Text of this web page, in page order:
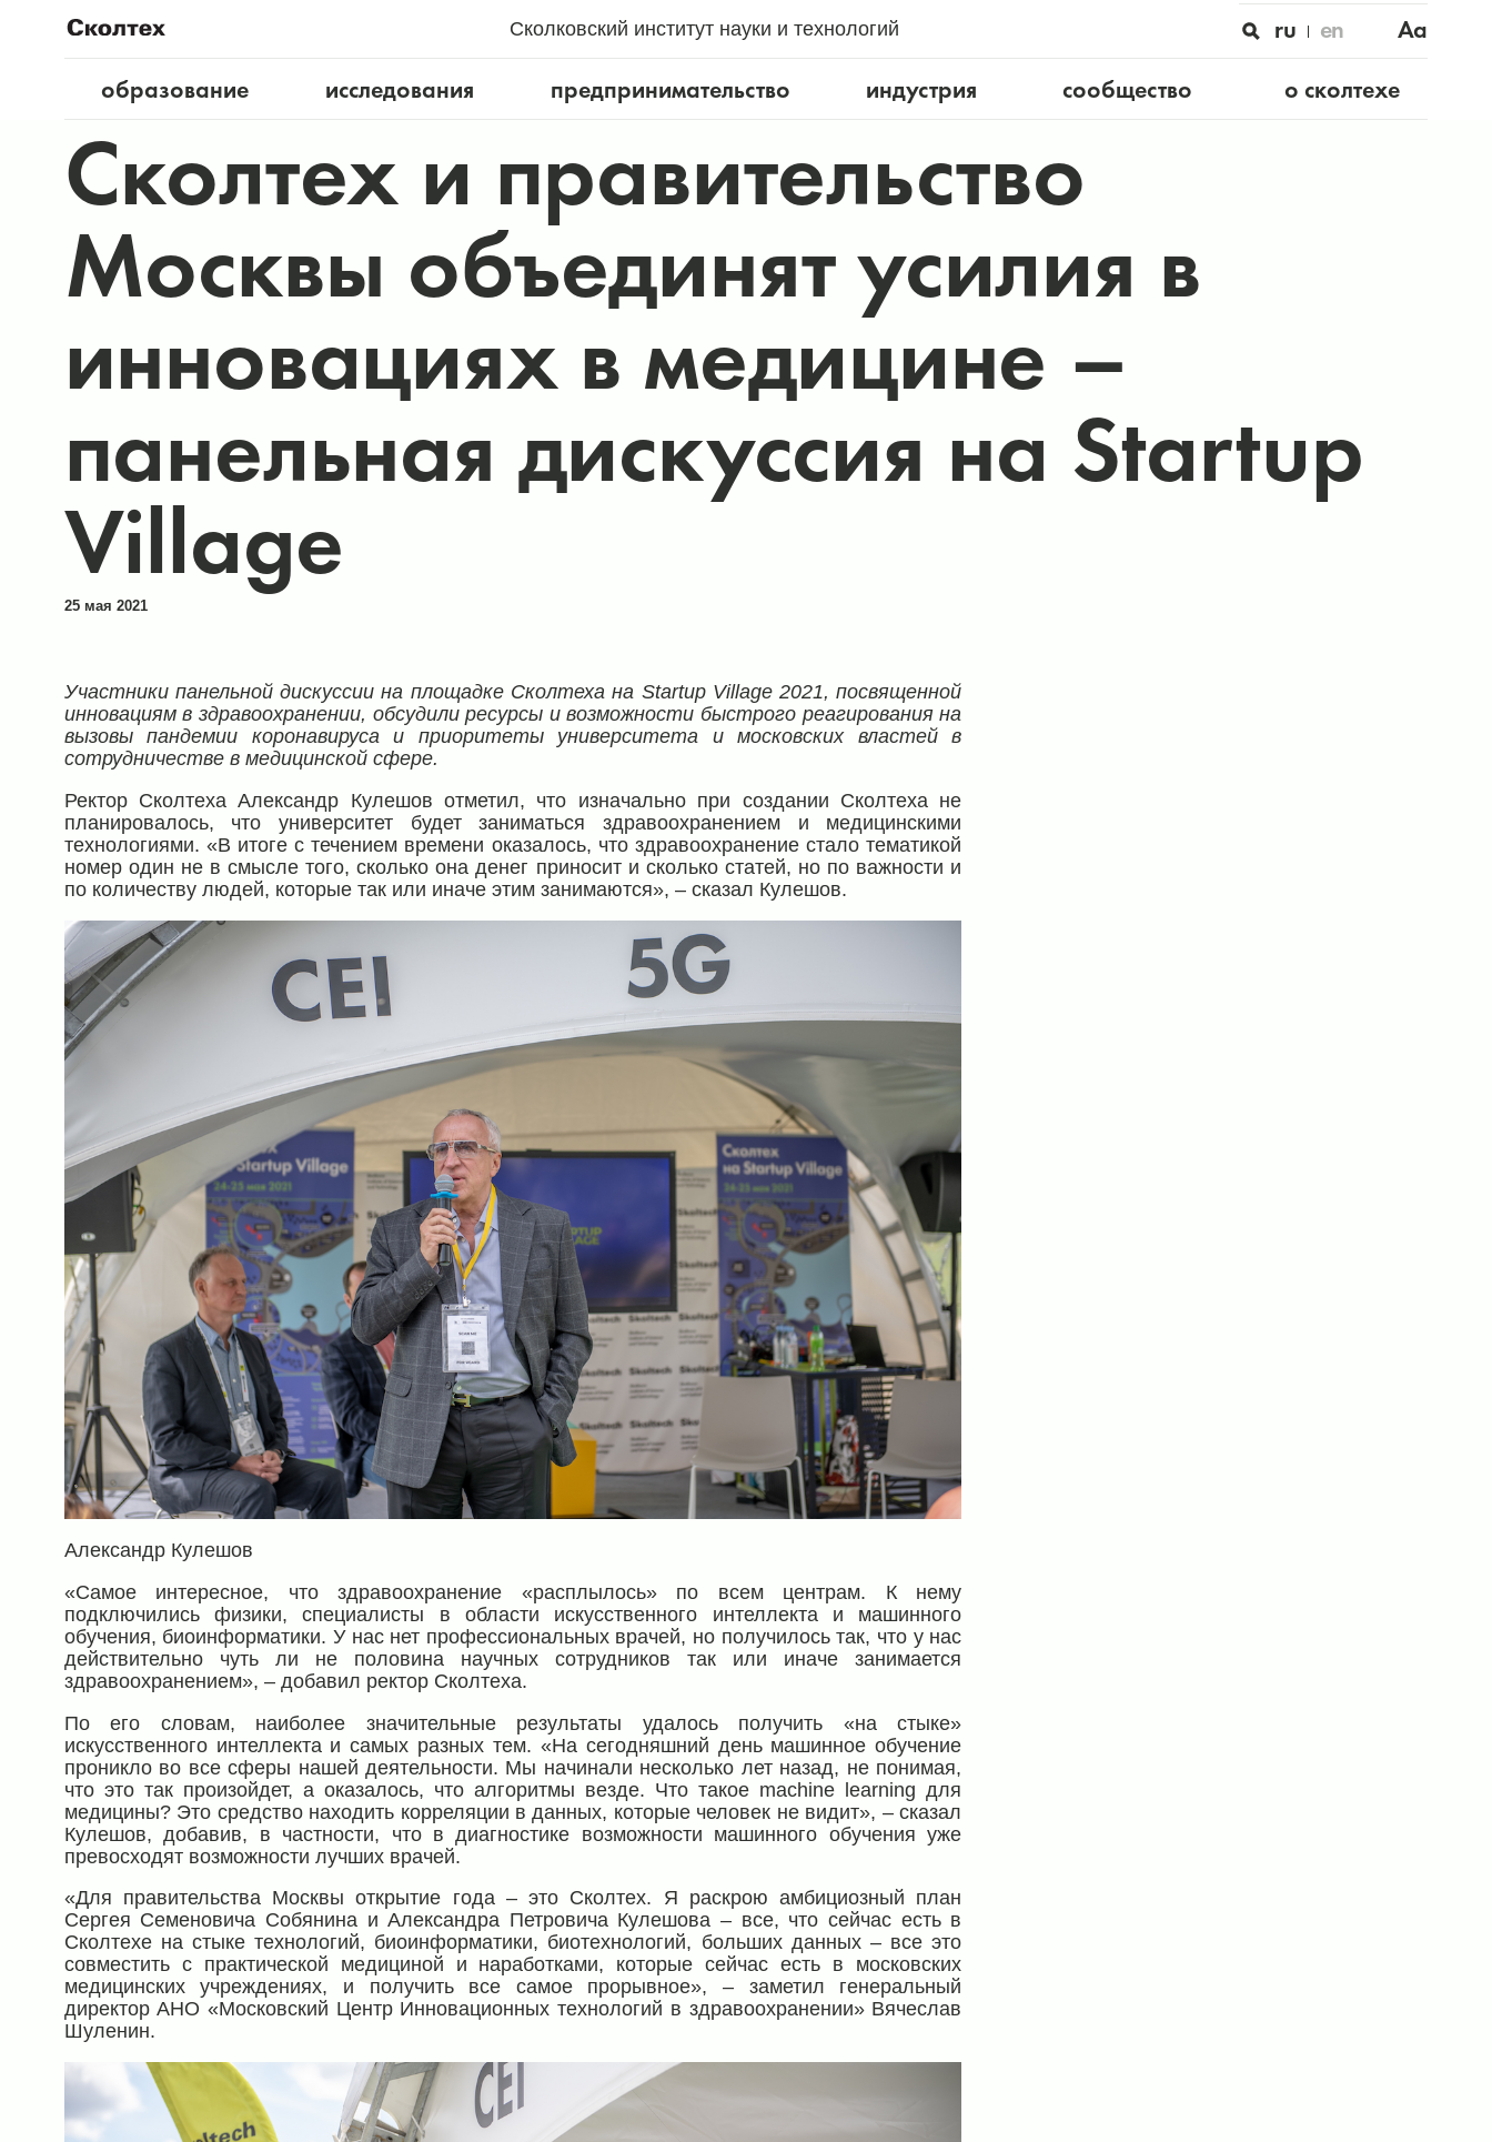
Сколковский институт науки и технологий ru en
Aa
образование
исследования предпринимательство индустрия сообщество о сколтехе
Сколтех и правительство
Москвы объединят усилия в
инновациях в медицине –
панельная дискуссия на Startup
Village
25 мая 2021
Участники панельной дискуссии на площадке Сколтеха на StartupVillage2021, посвященной
инновациям в здравоохранении, обсудили ресурсы и возможности быстрого реагирования на
вызовы пандемии коронавируса и приоритеты университета и московских властей в
сотрудничестве в медицинской сфере.
Ректор Сколтеха Александр Кулешов отметил, что изначально при создании Сколтеха не
планировалось, что университет будет заниматься здравоохранением и медицинскими
технологиями. «В итоге с течением времени оказалось, что здравоохранение стало тематикой
номер один не в смысле того, сколько она денег приносит и сколько статей, но по важности и
по количеству людей, которые так или иначе этим занимаются», – сказал Кулешов.
Александр Кулешов
«Самое интересное, что здравоохранение «расплылось» по всем центрам. К нему
подключились физики, специалисты в области искусственного интеллекта и машинного
обучения, биоинформатики. У нас нет профессиональных врачей, но получилось так, что у нас
действительно чуть ли не половина научных сотрудников так или иначе занимается
здравоохранением», – добавил ректор Сколтеха.
По его словам, наиболее значительные результаты удалось получить «на стыке»
искусственного интеллекта и самых разных тем. «На сегодняшний день машинное обучение
проникло во все сферы нашей деятельности. Мы начинали несколько лет назад, не понимая,
что это так произойдет, а оказалось, что алгоритмы везде. Что такое machine learning для
медицины? Это средство находить корреляции в данных, которые человек не видит», – сказал
Кулешов, добавив, в частности, что в диагностике возможности машинного обучения уже
превосходят возможности лучших врачей.
«Для правительства Москвы открытие года – это Сколтех. Я раскрою амбициозный план
Сергея Семеновича Собянина и Александра Петровича Кулешова – все, что сейчас есть в
Сколтехе на стыке технологий, биоинформатики, биотехнологий, больших данных – все это
совместить с практической медициной и наработками, которые сейчас есть в московских
медицинских учреждениях, и получить все самое прорывное», – заметил генеральный
директор АНО «Московский Центр Инновационных технологий в здравоохранении» Вячеслав
Шуленин.